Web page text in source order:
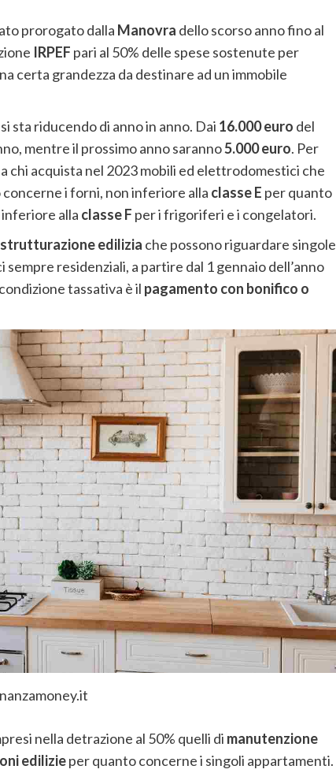
prorogato dalla Manovra dello scorso anno fino al
IRPEF pari al 50% delle spese sostenute per
certa grandezza da destinare ad un immobile
sta riducendo di anno in anno. Dai 16.000 euro del
mentre il prossimo anno saranno5.000 euro. Per
chi acquista nel 2023 mobili ed elettrodomestici che
i forni, non inferiore alla classe E per quanto
alla classe F per i frigoriferi e i congelatori.
edilizia che possono riguardare singole
residenziali, a partire dal 1 gennaio dell’anno
tassativa è il pagamento con bonifico o
nella detrazione al 50% quelli di manutenzione
edilizieper quanto concerne i singoli appartamenti.